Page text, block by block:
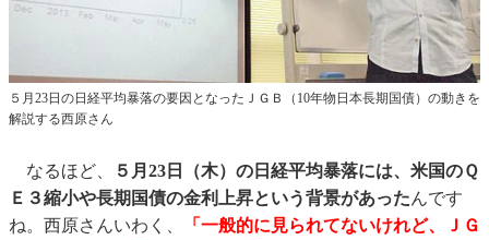
５月23日の日経平均暴落の要因となったＪＧＢ（10年物日本長期国債）の動きを
解説する西原さん
なるほど、
５月23日（木）の日経平均暴落には、米国のＱ
Ｅ３縮小や長期国債の金利上昇という背景があったんです
ね。西原さんいわく、
「一般的に見られてないけれど、ＪＧ